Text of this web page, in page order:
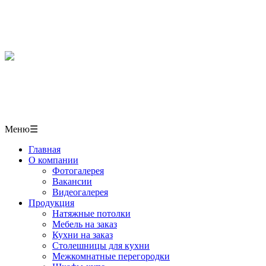
Меню☰
Главная
О компании
Фотогалерея
Вакансии
Видеогалерея
Продукция
Натяжные потолки
Мебель на заказ
Кухни на заказ
Столешницы для кухни
Межкомнатные перегородки